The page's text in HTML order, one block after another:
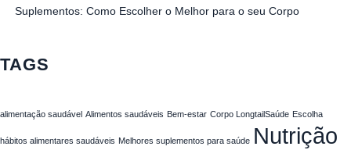
Suplementos: Como Escolher o Melhor para o seu Corpo
TAGS
alimentação saudável Alimentos saudáveis Bem-estar Corpo LongtailSaúde Escolha
hábitos alimentares saudáveis Melhores suplementos para saúde Nutrição